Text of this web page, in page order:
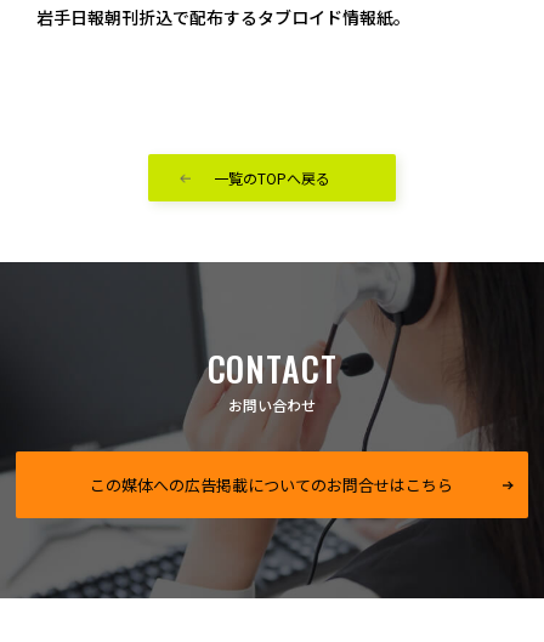
岩手日報朝刊折込で配布するタブロイド情報紙。
一覧のTOPへ戻る
CONTACT
お問い合わせ
この媒体への広告掲載についてのお問合せはこちら